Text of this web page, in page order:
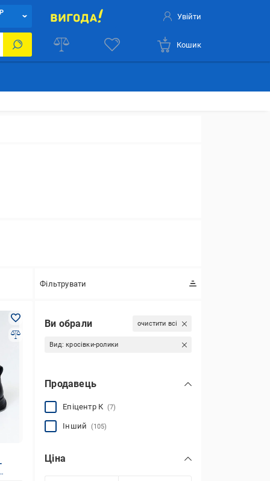
Увійти
Кошик
Фільтрувати
Ви обрали очистити всі
Вид:кросівки-ролики
Продавець
Епіцентр К (7)
Інший (105)
Ціна